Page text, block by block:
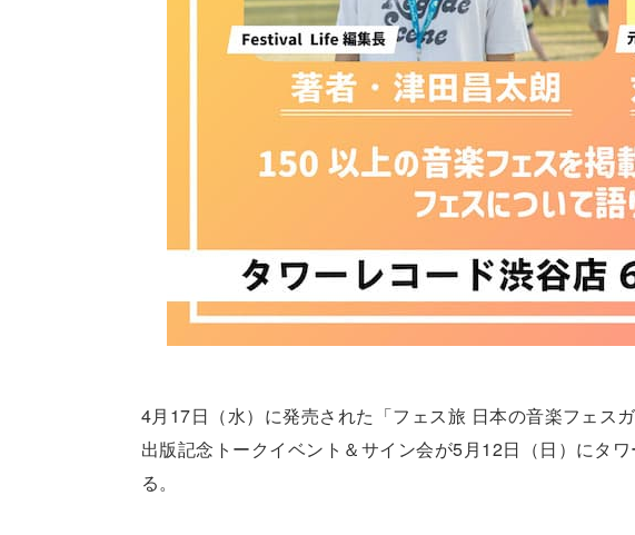
4月17日（水）に発売された「フェス旅 日本の音楽フェス
出版記念トークイベント＆サイン会が5月12日（日）にタ
る。